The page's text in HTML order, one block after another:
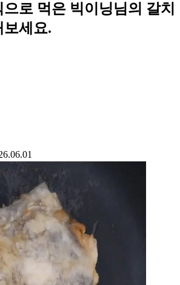
로 먹은 빅이닝님의 갈치
보세요.